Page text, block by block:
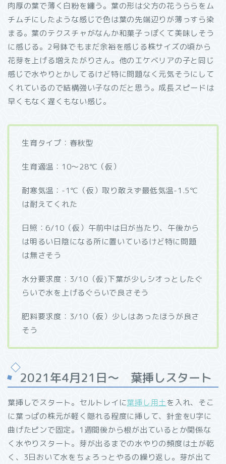
肉厚の葉で薄く白粉を纏う。葉の形は父方の花うららをム
チムチにしたような感じで色は葉の先端辺りが薄っすら染
まる。葉のテクスチャがなんか和菓子っぽくて美味しそう
に感じる。2号鉢でもまだ余裕を感じる株サイズの頃から
花芽を上げる増えたがりさん。他のエケベリアの子と同じ
感じで水やりとかしてるけど特に問題なく元気そうにして
くれているので結構強い子なのだと思う。成長スピードは
早くもなく遅くもない感じ。
生育タイプ：春秋型
生育適温：10～28℃（仮）
耐寒気温：-1℃（仮）取り敢えず最低気温-1.5℃
は耐えてくれた
日照：6/10（仮）午前中は日が当たり、午後から
は明るい日陰になる所に置いているけど特に問題
は無さそう
水分要求度：3/10（仮)下葉が少しシオっとしたぐ
らいで水を上げるぐらいで良さそう
肥料要求度：3/10（仮）少しはあったほうが良さ
そう
2021年4月21日～ 葉挿しスタート
葉挿しでスタート。セルトレイに葉挿し用土 を入れ、そこ
に葉っぱの株元が軽く隠れる程度に挿して、針金をU字に
曲げたピンで固定。1週間後から根が出ているとか関係な
く水やりスタート。芽が出るまでの水やりの頻度は土が乾
く、3日おいて水をちょろっとやるの繰り返し。芽が出て